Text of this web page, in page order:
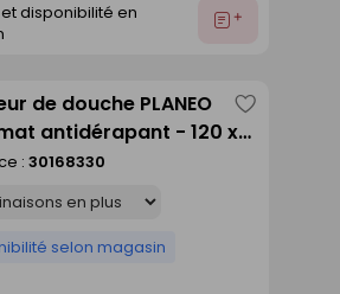
disponibilité en
Ajouter
de douche PLANEO
antidérapant - 120 x
: 30168330
selon magasin
comme